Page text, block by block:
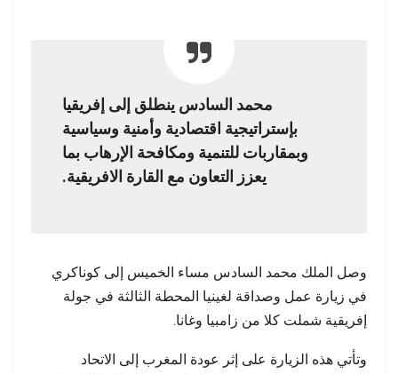
محمد السادس ينطلق إلى إفريقيا
بإستراتيجية اقتصادية وأمنية وسياسية
وبمقاربات للتنمية ومكافحة الإرهاب بما
يعزز التعاون مع القارة الافريقية.
وصل الملك محمد السادس مساء الخميس إلى كوناكري
في زيارة عمل وصداقة لغينيا المحطة الثالثة في جولة
إفريقية شملت كلا من زامبيا وغانا.
وتأتي هذه الزيارة على إثر عودة المغرب إلى الاتحاد